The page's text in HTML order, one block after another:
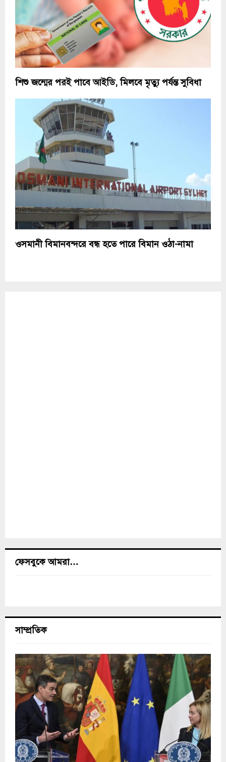
শিশু জন্মের পরই পাবে আইডি, মিলবে মৃত্যু পর্যন্ত সুবিধা
ওসমানী বিমানবন্দরে বন্ধ হতে পারে বিমান ওঠা-নামা
ফেসবুকে আমরা…
সাম্প্রতিক